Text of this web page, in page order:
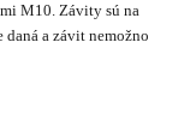
M10. Závity sú na
a závit nemožno